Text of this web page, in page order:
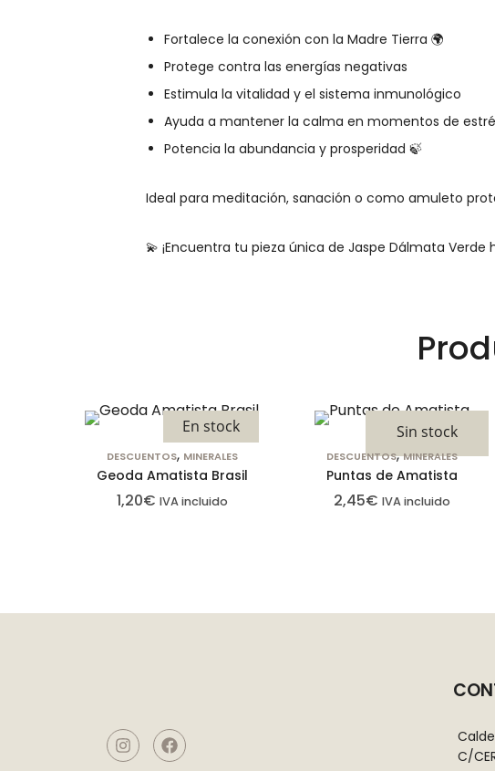
Fortalece la conexión con la Madre Tierra 🌍
Protege contra las energías negativas
Estimula la vitalidad y el sistema inmunológico
Ayuda a mantener la calma en momentos de
Potencia la abundancia y prosperidad 🍃
Ideal para meditación, sanación o como amuleto
💫 ¡Encuentra tu pieza única de Jaspe Dálmata Verde
En stock
DESCUENTOS, MINERALES
Geoda Amatista Brasil
1,20€ IVA incluido
Sin stock
DESCUENTOS,MINERALES
Puntas de Amatista
2,45€ IVA incluido
C/